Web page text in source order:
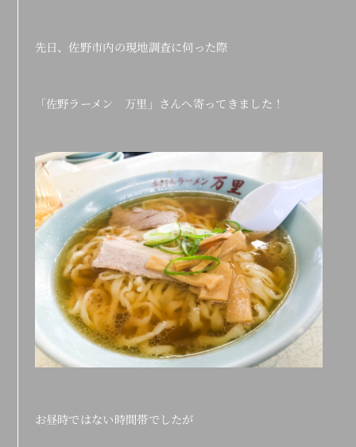
先日、佐野市内の現地調査に伺った際
「佐野ラーメン 万里」さんへ寄ってきました！
お昼時ではない時間帯でしたが